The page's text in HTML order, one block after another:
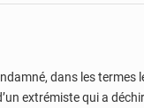
dans les termes
extrémiste qui a